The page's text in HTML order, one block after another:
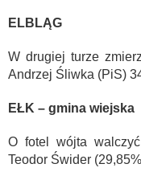
ELBLĄG
W drugiej turze
Andrzej Śliwka (PiS)
EŁK – gmina wiejska
O fotel wójta
Teodor Świder